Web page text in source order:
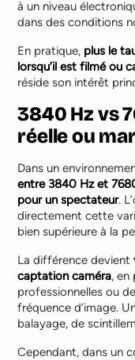
à un niveau
dans des conditions
En pratique, plus le
lorsqu’il est filmé ou
réside son intérêt
3840 Hz vs
réelle ou
Dans un
entre 3840 Hz et
pour un spectateur.
directement cette
bien supérieure à la
La différence devient
captation caméra, en
professionnelles ou
fréquence d’image.
balayage, de
Cependant, dans un